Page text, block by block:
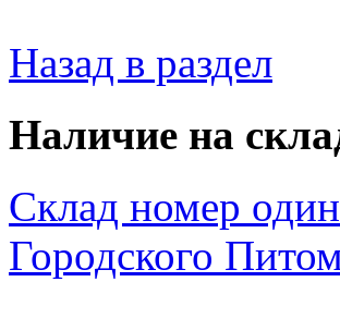
Назад в раздел
Наличие на
Склад номер
Городского